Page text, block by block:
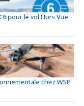
pour le vol Hors Vue
chez WSP